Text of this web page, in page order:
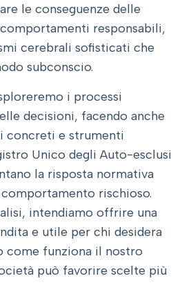
le conseguenze delle
responsabili,
cerebrali sofisticati che
subconscio.
i processi
decisioni, facendo anche
concreti e strumenti
Unico degli Auto-esclusi
la risposta normativa
rischioso.
intendiamo offrire una
e utile per chi desidera
come funziona il nostro
può favorire scelte più